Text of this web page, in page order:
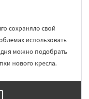
сохраняло свой
использовать
можно подобрать
нового кресла.